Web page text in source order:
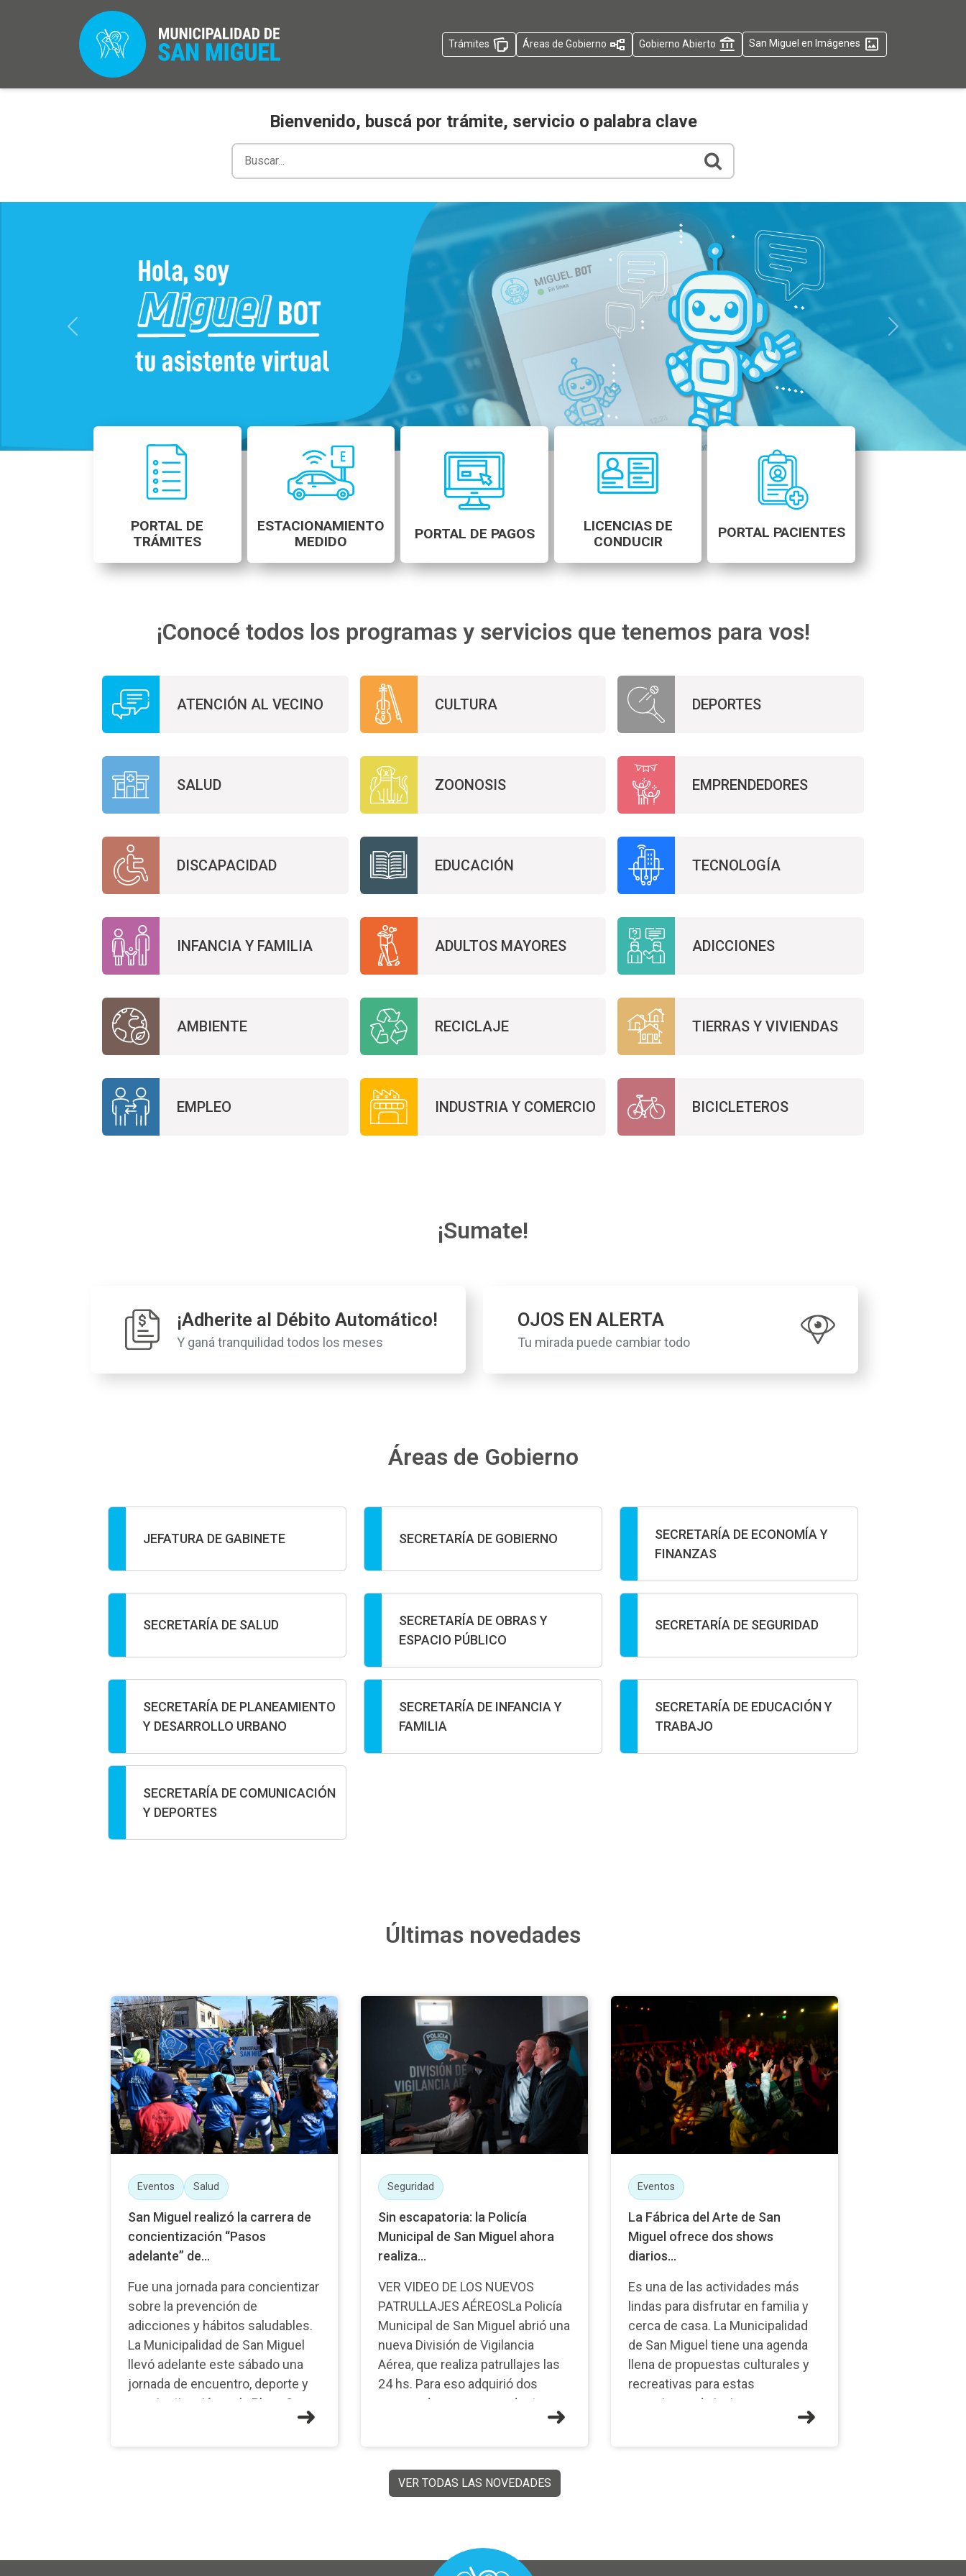
Trámites Áreas de Gobierno Gobierno Abierto San Miguel en Imágenes
Bienvenido, buscá por trámite, servicio o palabra clave
Previous Next
PORTAL DE
TRÁMITES
ESTACIONAMIENTO
MEDIDO
PORTAL DE PAGOS
LICENCIAS DE
CONDUCIR
PORTAL PACIENTES
¡Conocé todos los programas y servicios que tenemos para vos!
ATENCIÓN AL VECINO CULTURA DEPORTES
SALUD ZOONOSIS EMPRENDEDORES
DISCAPACIDAD EDUCACIÓN TECNOLOGÍA
INFANCIA Y FAMILIA ADULTOS MAYORES ADICCIONES
AMBIENTE RECICLAJE TIERRAS Y VIVIENDAS
EMPLEO INDUSTRIA Y COMERCIO BICICLETEROS
¡Sumate!
¡Adherite al Débito Automático!
Y ganá tranquilidad todos los meses
OJOS EN ALERTA
Tu mirada puede cambiar todo
Áreas de Gobierno
JEFATURA DE GABINETE SECRETARÍA DE GOBIERNO
SECRETARÍA DE ECONOMÍA Y
FINANZAS
SECRETARÍA DE SALUD
SECRETARÍA DE OBRAS Y
ESPACIO PÚBLICO
SECRETARÍA DE SEGURIDAD
SECRETARÍA DE PLANEAMIENTO
Y DESARROLLO URBANO
SECRETARÍA DE INFANCIA Y
FAMILIA
SECRETARÍA DE EDUCACIÓN Y
TRABAJO
SECRETARÍA DE COMUNICACIÓN
Y DEPORTES
Últimas novedades
Eventos Salud
San Miguel realizó la carrera de
concientización “Pasos
adelante” de...
Fue una jornada para concientizar
sobre la prevención de
adicciones y hábitos saludables.
La Municipalidad de San Miguel
llevó adelante este sábado una
jornada de encuentro, deporte y
concientización en la Plaza San
Ignacio, ubicada en Pichincha y
Seguridad
Sin escapatoria: la Policía
Municipal de San Miguel ahora
realiza...
VER VIDEO DE LOS NUEVOS
PATRULLAJES AÉREOSLa Policía
Municipal de San Miguel abrió una
nueva División de Vigilancia
Aérea, que realiza patrullajes las
24 hs. Para eso adquirió dos
nuevos drones, que se destacan
por su avanzada tecnología con
Eventos
La Fábrica del Arte de San
Miguel ofrece dos shows
diarios...
Es una de las actividades más
lindas para disfrutar en familia y
cerca de casa. La Municipalidad
de San Miguel tiene una agenda
llena de propuestas culturales y
recreativas para estas
vacaciones de invierno en
distintos espacios del distrito. En
VER TODAS LAS NOVEDADES